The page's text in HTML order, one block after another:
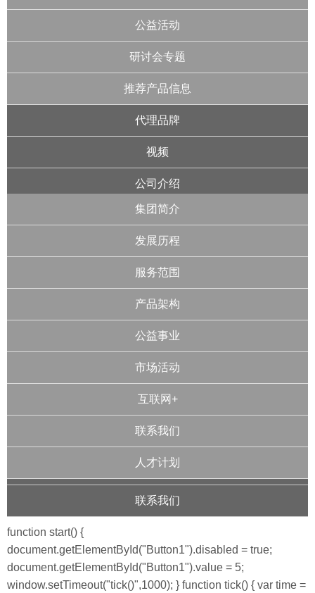
公益活动
研讨会专题
推荐产品信息
代理品牌
视频
公司介绍
集团简介
发展历程
服务范围
产品架构
公益事业
市场活动
互联网+
联系我们
人才计划
联系我们
function start() {
document.getElementById("Button1").disabled = true;
document.getElementById("Button1").value = 5;
window.setTimeout("tick()",1000); } function tick() { var time =